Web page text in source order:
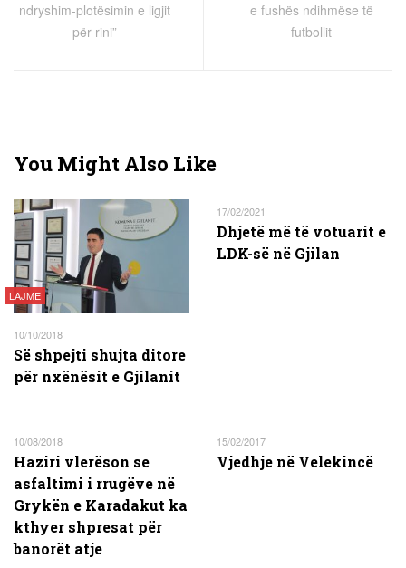
ndryshim-plotësimin e ligjit
për rini”
e fushës ndihmëse të
futbollit
You Might Also Like
LAJME
10/10/2018
Së shpejti shujta ditore
për nxënësit e Gjilanit
17/02/2021
Dhjetë më të votuarit e
LDK-së në Gjilan
10/08/2018
Haziri vlerëson se
asfaltimi i rrugëve në
Grykën e Karadakut ka
kthyer shpresat për
banorët atje
15/02/2017
Vjedhje në Velekincë